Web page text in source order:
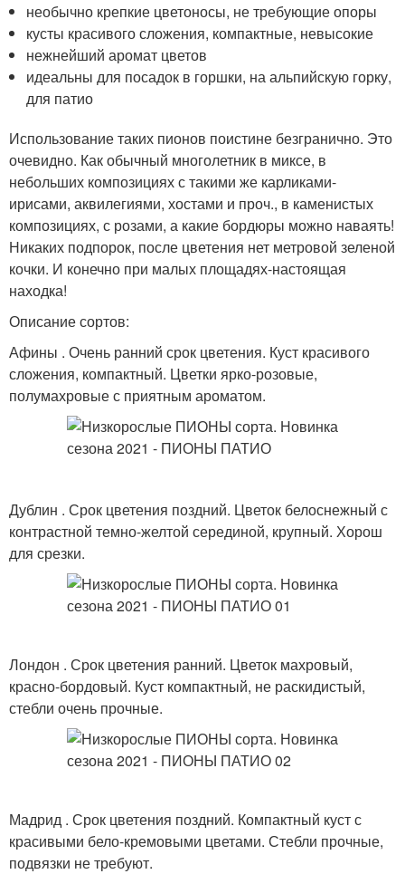
необычно крепкие цветоносы, не требующие опоры
кусты красивого сложения, компактные, невысокие
нежнейший аромат цветов
идеальны для посадок в горшки, на альпийскую горку,
для патио
Использование таких пионов поистине безгранично. Это
очевидно. Как обычный многолетник в миксе, в
небольших композициях с такими же карликами-
ирисами, аквилегиями, хостами и проч., в каменистых
композициях, с розами, а какие бордюры можно наваять!
Никаких подпорок, после цветения нет метровой зеленой
кочки. И конечно при малых площадях-настоящая
находка!
Описание сортов:
Афины . Очень ранний срок цветения. Куст красивого
сложения, компактный. Цветки ярко-розовые,
полумахровые с приятным ароматом.
Дублин . Срок цветения поздний. Цветок белоснежный с
контрастной темно-желтой серединой, крупный. Хорош
для срезки.
Лондон . Срок цветения ранний. Цветок махровый,
красно-бордовый. Куст компактный, не раскидистый,
стебли очень прочные.
Мадрид . Срок цветения поздний. Компактный куст с
красивыми бело-кремовыми цветами. Стебли прочные,
подвязки не требуют.